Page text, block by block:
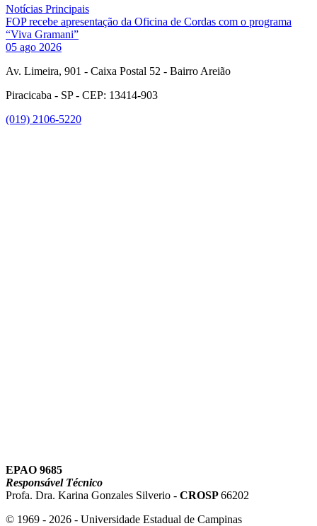
Notícias Principais
FOP recebe apresentação da Oficina de Cordas com o programa
“Viva Gramani”
05 ago 2026
Av. Limeira, 901 - Caixa Postal 52 - Bairro Areião
Piracicaba - SP - CEP: 13414-903
(019) 2106-5220
EPAO 9685
Responsável Técnico
Profa. Dra. Karina Gonzales Silverio - CROSP66202
© 1969 - 2026 - Universidade Estadual de Campinas